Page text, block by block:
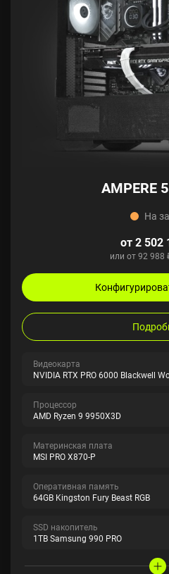
AMPERE
На
от 2 502
или от 92 988
Видеокарта
NVIDIA RTX PRO 6000 Blackwell
Процессор
AMD Ryzen 9 9950X3D
Материнская плата
MSI PRO X870-P
Оперативная память
64GB Kingston Fury Beast RGB
SSD накопитель
1TB Samsung 990 PRO